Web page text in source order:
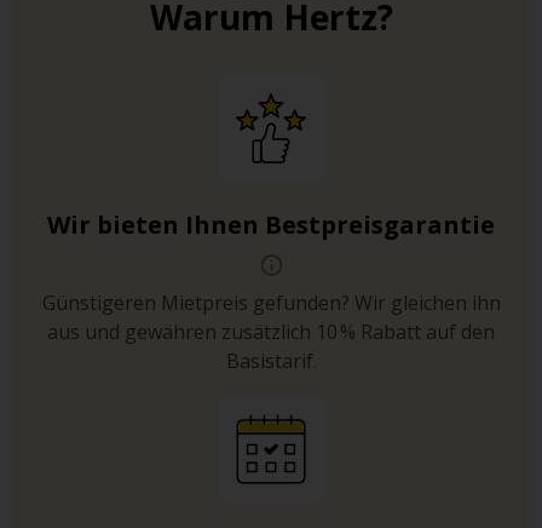
Warum Hertz?
Wir bieten Ihnen Bestpreisgarantie
Günstigeren Mietpreis gefunden? Wir gleichen ihn
aus und gewähren zusätzlich 10 % Rabatt auf den
Basistarif.